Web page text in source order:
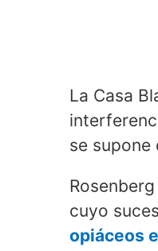
La Casa
se supone
cuyo
opiáceos